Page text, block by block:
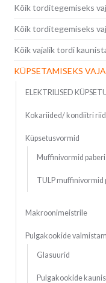
Kõik torditegemiseks
Kõik torditegemiseks
Kõik vajalik tordi
KÜPSETAMISEKS
ELEKTRILISED
Kokariided/ kondiitri
Küpsetusvormid
Muffinivormid
TULP muffinivormid
Makroonimeistrile
Pulgakookide
Glasuurid
Pulgakookide